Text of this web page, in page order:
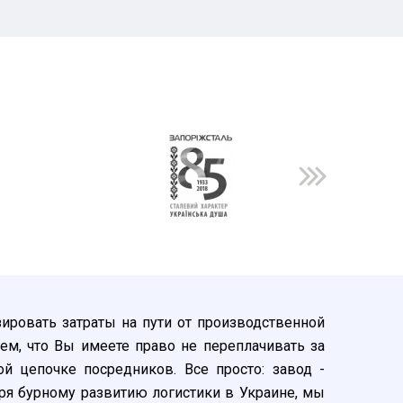
затраты на пути от производственной
что Вы имеете право не переплачивать за
цепочке посредников. Все просто: завод -
бурному развитию логистики в Украине, мы